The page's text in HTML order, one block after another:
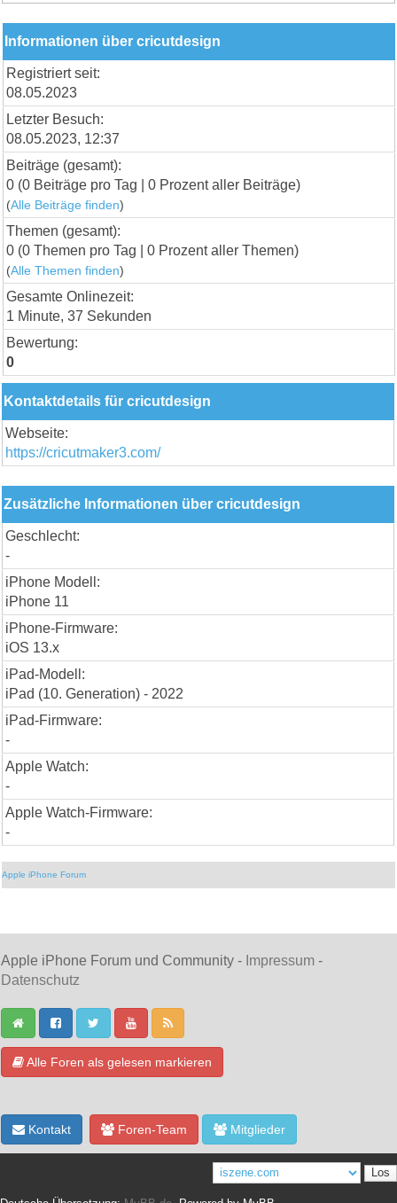
Informationen über cricutdesign
Registriert seit:
08.05.2023
Letzter Besuch:
08.05.2023, 12:37
Beiträge (gesamt):
0 (0 Beiträge pro Tag | 0 Prozent aller Beiträge)
(Alle Beiträge finden)
Themen (gesamt):
0 (0 Themen pro Tag | 0 Prozent aller Themen)
(Alle Themen finden)
Gesamte Onlinezeit:
1 Minute, 37 Sekunden
Bewertung:
0
Kontaktdetails für cricutdesign
Webseite:
https://cricutmaker3.com/
Zusätzliche Informationen über cricutdesign
Geschlecht:
-
iPhone Modell:
iPhone 11
iPhone-Firmware:
iOS 13.x
iPad-Modell:
iPad (10. Generation) - 2022
iPad-Firmware:
-
Apple Watch:
-
Apple Watch-Firmware:
-
Apple iPhone Forum
Apple iPhone Forum und Community - Impressum -
Datenschutz
Alle Foren als gelesen markieren
Kontakt Foren-Team Mitglieder